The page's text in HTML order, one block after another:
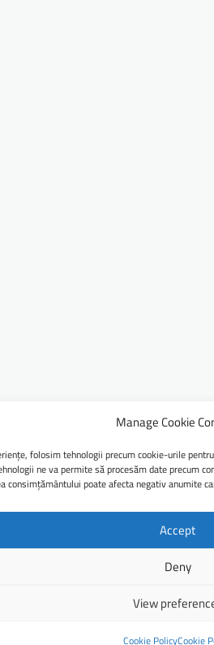
Manage Cookie
folosim tehnologii precum cookie-urile
ne va permite să procesăm date precum
consimțământului poate afecta negativ anumite
Accept
Deny
View
Cookie PolicyCookie